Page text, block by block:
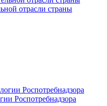
отрасли страны
Роспотребнадзора